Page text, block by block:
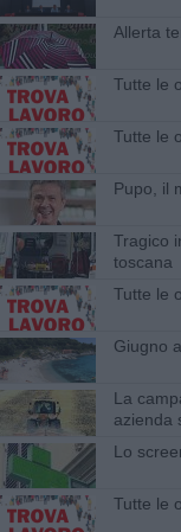
Allerta
​Tutte le
​Tutte le
Pupo, il
Tragico
toscana
​Tutte le
Giugno
La
azienda
Lo
​Tutte le